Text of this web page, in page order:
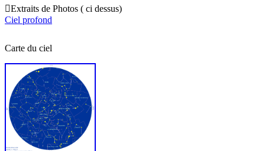
Extraits de Photos ( ci dessus)
Ciel profond
Carte du ciel